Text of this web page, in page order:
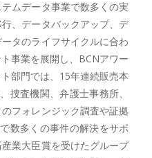
ムデータ事業で数多くの実
、データバックアップ、デ
タのライフサイクルに合わ
事業を展開し、BCNアワー
部門では、15年連続販売本
捜査機関、弁護士事務所、
フォレンジック調査や証拠
数多くの事件の解決をサポ
業大臣賞を受けたグループ